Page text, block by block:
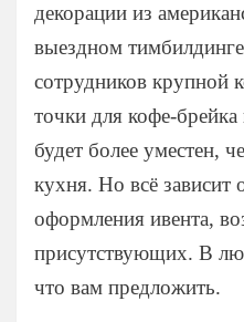
декорации из
выездном
сотрудников крупной
точки для кофе-
будет более уместен,
кухня. Но всё зависит
оформления ивента,
присутствующих. В
что вам предложить.